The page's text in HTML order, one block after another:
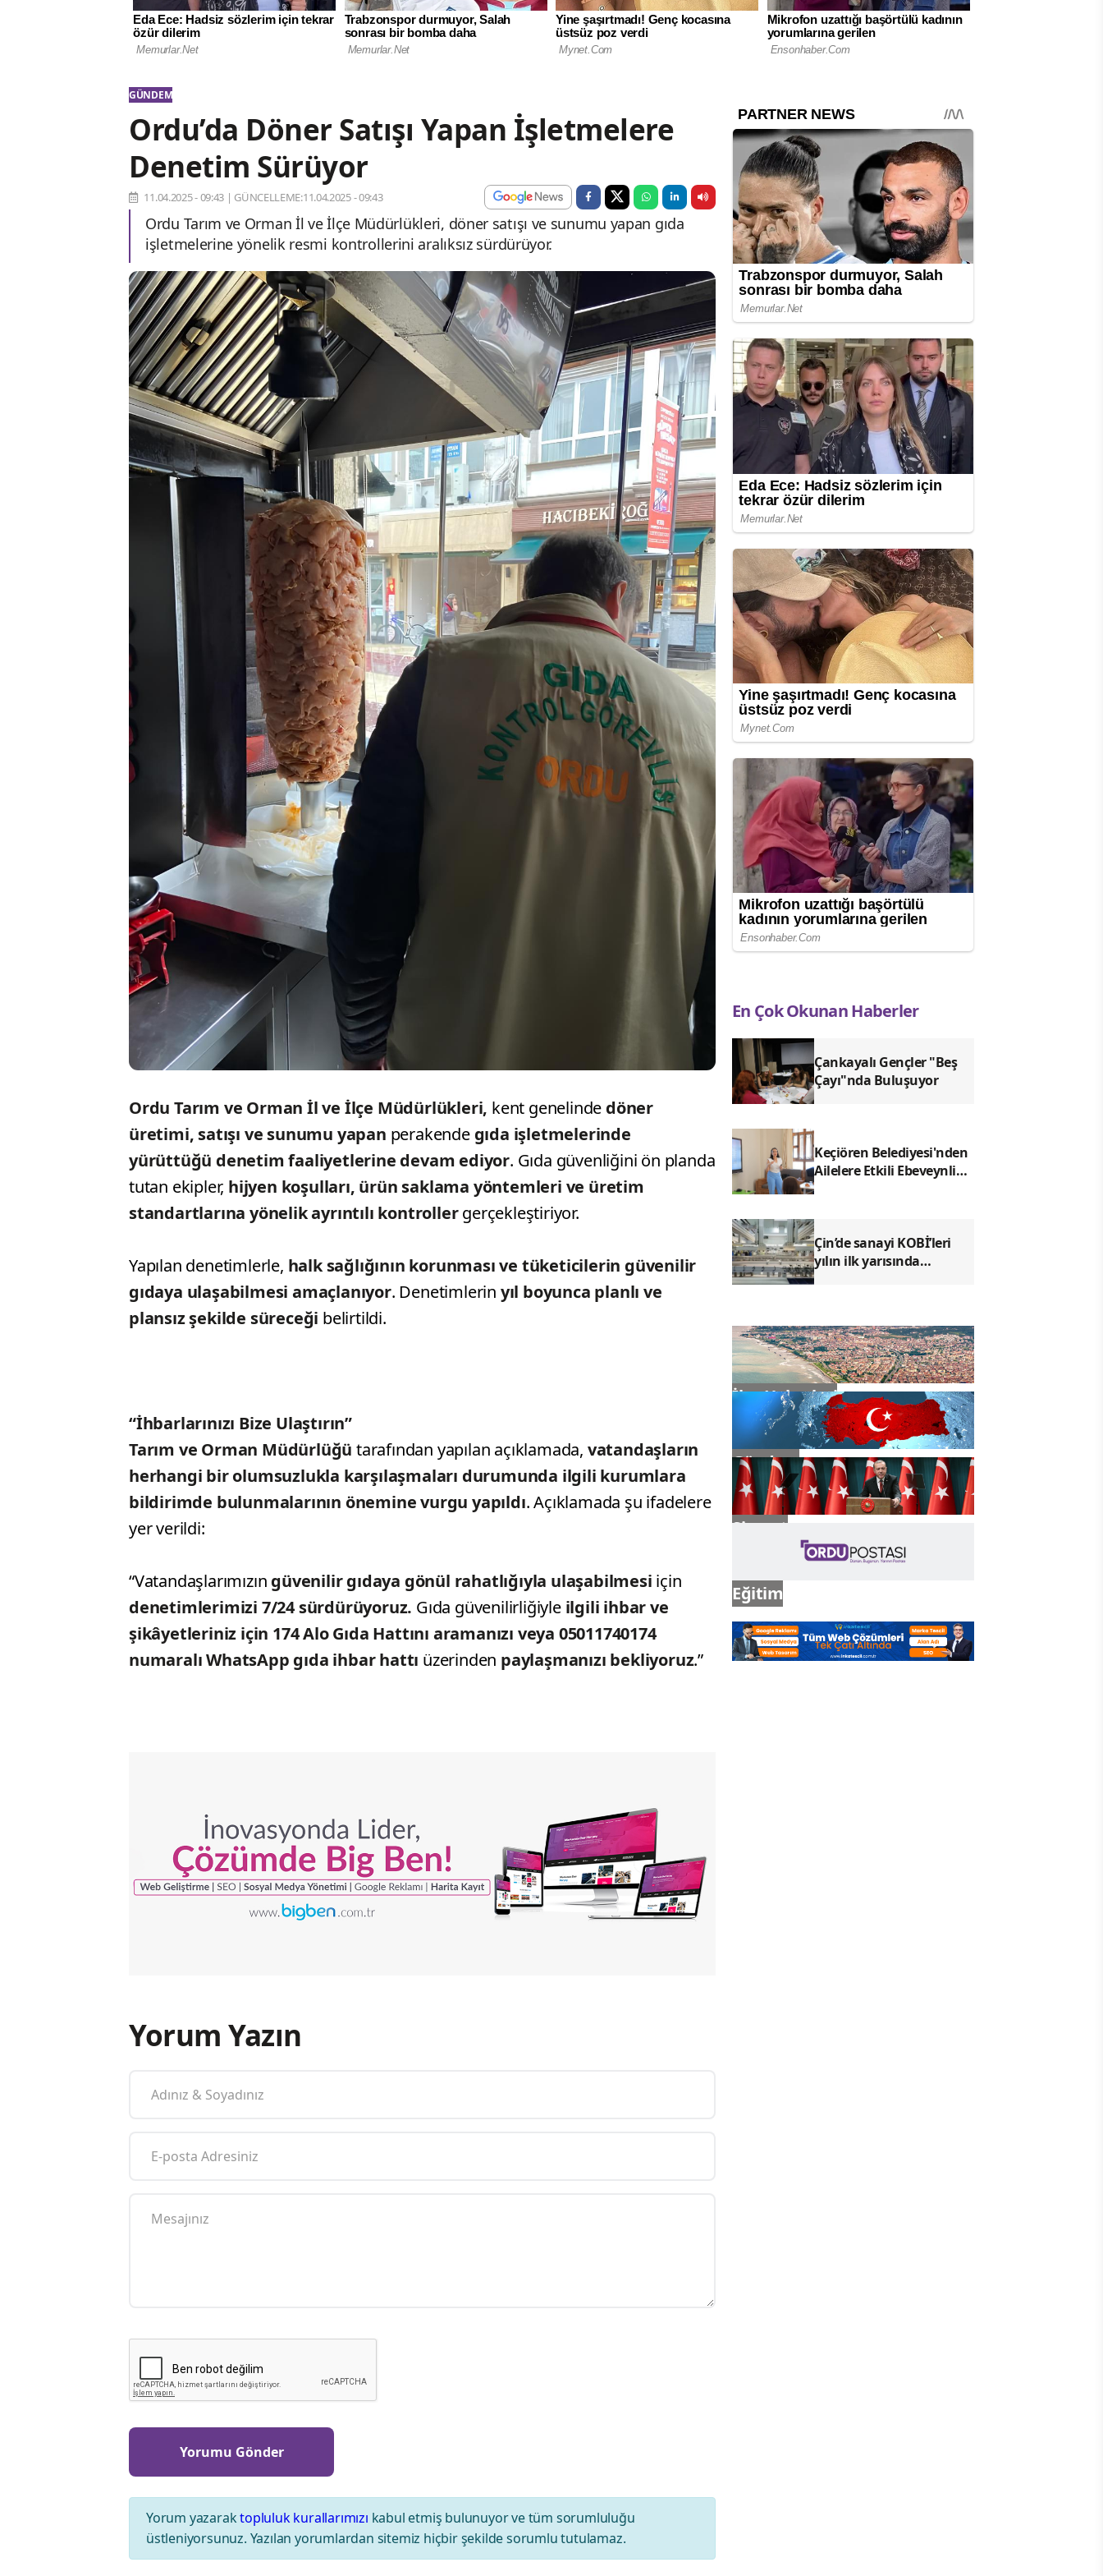
GÜNDEM
Ordu’da Döner Satışı Yapan İşletmelere
Denetim Sürüyor
11.04.2025 - 09:43 | GÜNCELLEME:11.04.2025 - 09:43
Ordu Tarım ve Orman İl ve İlçe Müdürlükleri, döner satışı ve sunumu yapan gıda
işletmelerine yönelik resmi kontrollerini aralıksız sürdürüyor.
Ordu Tarım ve Orman İl ve İlçe Müdürlükleri, kent genelinde döner
üretimi, satışı ve sunumu yapan perakende gıda işletmelerinde
yürüttüğü denetim faaliyetlerine devam ediyor. Gıda güvenliğini ön planda
tutan ekipler, hijyen koşulları, ürün saklama yöntemleri ve üretim
standartlarına yönelik ayrıntılı kontrollergerçekleştiriyor.
Yapılan denetimlerle, halk sağlığının korunması ve tüketicilerin güvenilir
gıdaya ulaşabilmesi amaçlanıyor. Denetimlerin yıl boyunca planlı ve
plansız şekilde süreceği belirtildi.
“İhbarlarınızı Bize Ulaştırın”
Tarım ve Orman Müdürlüğü tarafından yapılan açıklamada, vatandaşların
herhangi bir olumsuzlukla karşılaşmaları durumunda ilgili kurumlara
bildirimde bulunmalarının önemine vurgu yapıldı. Açıklamada şu ifadelere
yer verildi:
“Vatandaşlarımızın güvenilir gıdaya gönül rahatlığıyla ulaşabilmesi için
denetimlerimizi 7/24 sürdürüyoruz. Gıda güvenilirliğiyleilgili ihbar ve
şikâyetleriniz için 174 Alo Gıda Hattını aramanızı veya 05011740174
numaralı WhatsApp gıda ihbar hattı üzerinden paylaşmanızı bekliyoruz.”
Yorum Yazın
Yorum yazaraktopluluk kurallarımızı kabul etmiş bulunuyor ve tüm sorumluluğu
üstleniyorsunuz. Yazılan yorumlardan sitemiz hiçbir şekilde sorumlu tutulamaz.
En Çok Okunan Haberler
Çankayalı Gençler "Beş
Çayı"nda Buluşuyor
Keçiören Belediyesi'nden
Ailelere Etkili Ebeveynlik
Çin’de sanayi KOBİ’leri
yılın ilk yarısında
İlçe Haberleri
Gündem
Siyaset
Eğitim